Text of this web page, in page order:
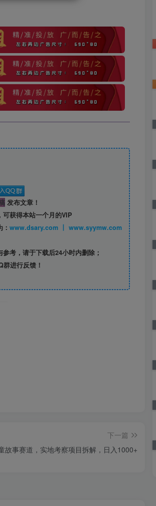
发布文章！
获得本站一个月的VIP
www.dsary.com 丨 www.syymw.com
考，请于下载后24小时内删除；
进行反馈！
下一篇
故事赛道，实地考察项目拆解，日入1000+